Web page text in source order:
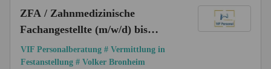
ZFA / Zahnmedizinische
Fachangestellte (m/w/d) bis
52.000 € I Raum Nürnberg
VIF Personalberatung # Vermittlung in
Festanstellung # Volker Bronheim